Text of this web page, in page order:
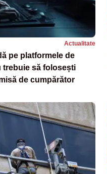
Actualitate
pe platformele de
trebuie să folosești
de cumpărător